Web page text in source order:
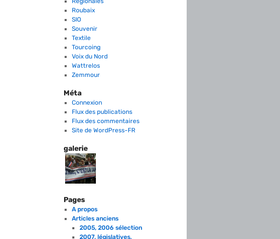
Roubaix
SIO
Souvenir
Textile
Tourcoing
Voix du Nord
Wattrelos
Zemmour
Méta
Connexion
Flux des publications
Flux des commentaires
Site de WordPress-FR
galerie
Pages
A propos
Articles anciens
2005, 2006 sélection
2007, législatives,